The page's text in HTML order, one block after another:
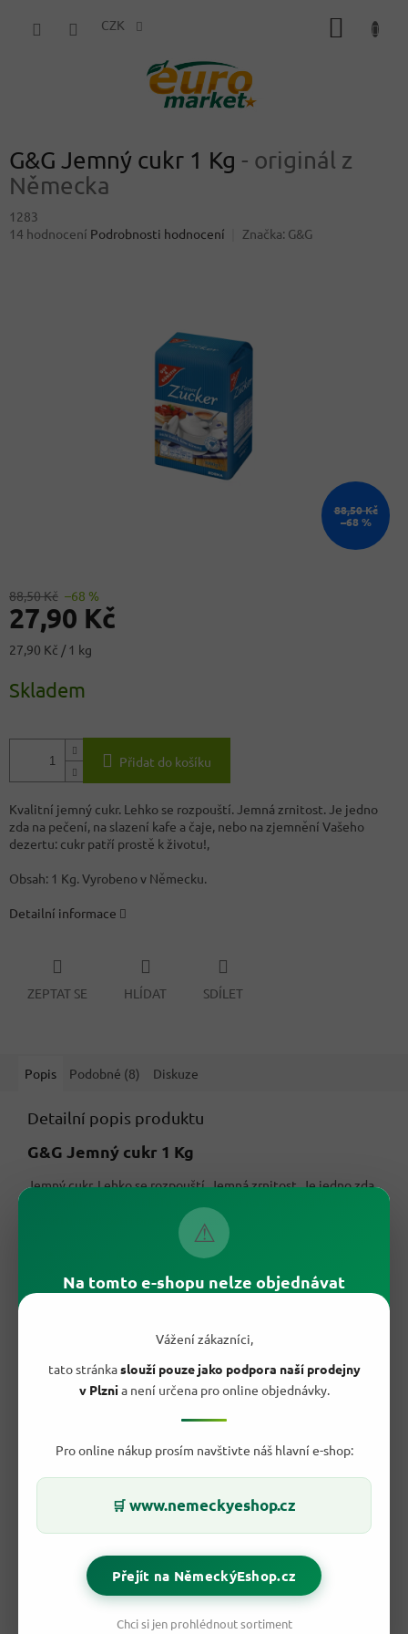
⚠
Na tomto e-shopu nelze objednávat
Vážení zákazníci,
tato stránkaslouží pouze jako podpora naší prodejny
v Plznia není určena pro online objednávky.
Pro online nákup prosím navštivte náš hlavní e-shop:
🛒 www.nemeckyeshop.cz
Přejít na NěmeckýEshop.cz
Chci si jen prohlédnout sortiment
CZK
G&G Jemný cukr 1 Kg - originál z
Německa
1283
Průměrné
14 hodnocení Podrobnosti hodnocení Značka: G&G
88,50 Kč
–68 %
88,50 Kč –68 %
27,90 Kč
Měrná
27,90 Kč / 1 kg
Skladem
Přidat do košíku
Kvalitní jemný cukr. Lehko se rozpouští. Jemná zrnitost. Je jedno
zda na pečení, na slazení kafe a čaje, nebo na zjemnění Vašeho
dezertu: cukr patří prostě k životu!,
Obsah: 1 Kg. Vyrobeno v Německu.
Detailní informace
ZEPTAT SE HLÍDAT SDÍLET
Popis Podobné (8) Diskuze
Detailní popis produktu
G&G Jemný cukr 1 Kg
Jemný cukr. Lehko se rozpouští. Jemná zrnitost. Je jedno zda
dezertu: cukr patří prostě k životu!
Cukr
:
1.1 kg
444444
Jemnozrnný, rychle rozpustný Výživové údaje